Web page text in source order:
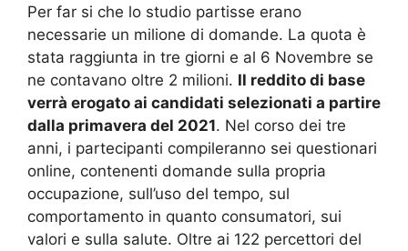
Per far si che lo studio partisse erano
necessarie un milione di domande. La quota è
stata raggiunta in tre giorni e al 6 Novembre se
ne contavano oltre 2 milioni. Il reddito di base
verrà erogato ai candidati selezionati a partire
dalla primavera del 2021. Nel corso dei tre
anni, i partecipanti compileranno sei questionari
online, contenenti domande sulla propria
occupazione, sull’uso del tempo, sul
comportamento in quanto consumatori, sui
valori e sulla salute. Oltre ai 122 percettori del